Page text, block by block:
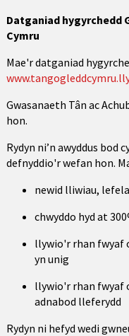
Datganiad hygyrchedd
Cymru
Mae'r datganiad
Gwasanaeth Tân ac
hon.
Rydyn ni’n awyddus
defnyddio'r wefan hon.
newid lliwiau,
chwyddo hyd at
llywio'r rhan fwyaf
yn unig
llywio'r rhan fwyaf
adnabod lleferydd
Rydyn ni hefyd wedi